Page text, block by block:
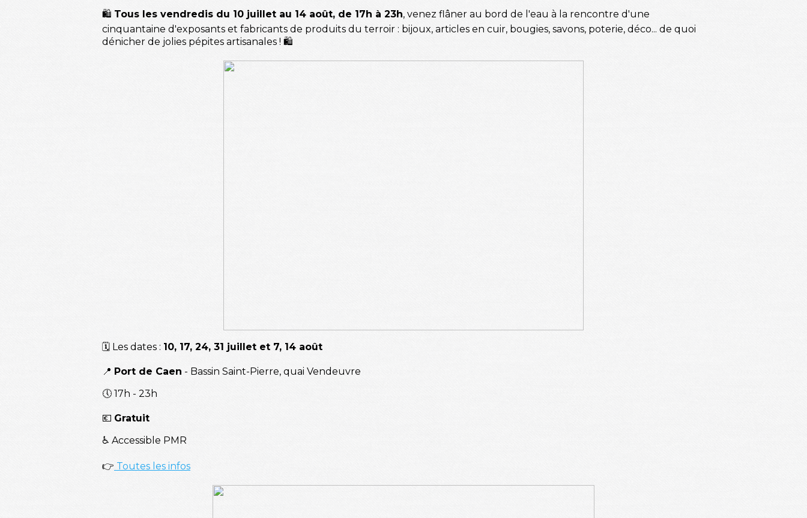
🛍️ Tous les vendredis du 10 juillet au 14 août, de 17h à 23h, venez flâner au bord de l'eau à la rencontre d'une
cinquantaine d'exposants et fabricants de produits du terroir : bijoux, articles en cuir, bougies, savons, poterie, déco... de quoi
dénicher de jolies pépites artisanales ! 🛍️
🗓️ Les dates : 10, 17, 24, 31 juillet et 7, 14 août
📍 Port de Caen - Bassin Saint-Pierre, quai Vendeuvre
🕔 17h - 23h
💶 Gratuit
♿ Accessible PMR
👉 Toutes les infos